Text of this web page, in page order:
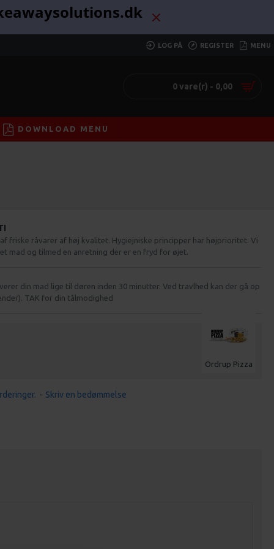
LOG PÅ REGISTER MENU
0 vare(r) - 0,00
DOWNLOAD MENU
din mad lige til døren inden 30 minutter. Ved travlhed kan der gå op
TAK for din tålmodighed
friske råvarer af høj kvalitet. Hygiejniske principper har højprioritet. Vi
mad og tilmed en anretning der er en fryd for øjet.
Ordrup Pizza
- Skriv en bedømmelse